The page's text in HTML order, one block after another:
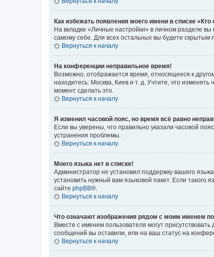
Как избежать появления моего имени в списке
На вкладке «Личные настройки» в личном разделе
самому себе. Для всех остальных вы будете скрытым
Вернуться к началу
На конференции неправильное время!
Возможно, отображается время, относящееся к
находитесь: Москва, Киев и т. д. Учтите, что
момент сделать это.
Вернуться к началу
Я изменил часовой пояс, но время всё равно
Если вы уверены, что правильно указали часовой
устранения проблемы.
Вернуться к началу
Моего языка нет в списке!
Администратор не установил поддержку вашего
установить нужный вам языковой пакет. Если
сайте phpBB®.
Вернуться к началу
Что означают изображения рядом с моим именем
Вместе с именем пользователя могут
сообщений вы оставили, или на ваш статус на
Вернуться к началу